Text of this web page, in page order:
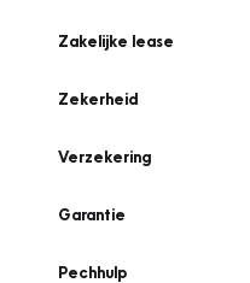
Zakelijke lease
Zekerheid
Verzekering
Garantie
Pechhulp